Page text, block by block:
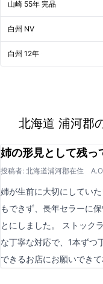
山崎 55年 完品
白州 NV
白州 12年
北海道 浦河郡
姉の形見として残っ
投稿者: 北海道浦河郡在住
姉が生前に大切にしてい
もできず、長年セラーに
とにしました。 ストック
な丁寧な対応で、1本ずつ
できるお店にお願いできて